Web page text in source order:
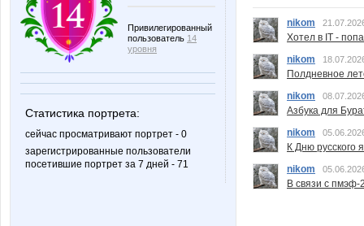
Привилегированный
пользователь 14
уровня
Статистика портрета:
сейчас просматривают портрет - 0
зарегистрированные пользователи
посетившие портрет за 7 дней - 71
nikom
Хотел в IT -
nikom
Полдневное
nikom
Азбука для
nikom
К Дню русского
nikom
В связи с пмэф-